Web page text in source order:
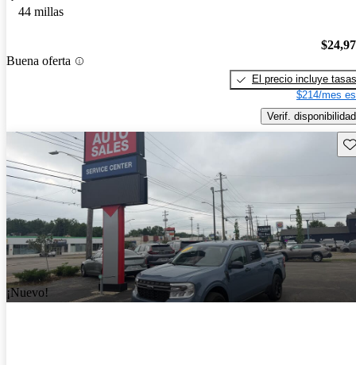
44 millas
Buena oferta
El precio incluye tasas
$214/mes
Verif. disponibilidad
¡Nuevo!